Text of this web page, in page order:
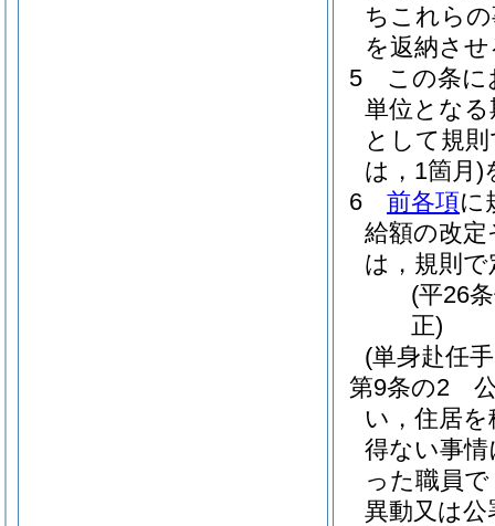
ちこれら
を返納さ
5
この条に
単位とな
として規
は，1箇月)
6
前各項に
給額の改
は，規則
(平26
正)
(単身赴任
第9条の2
い，住居
得ない事
った職員
異動又は